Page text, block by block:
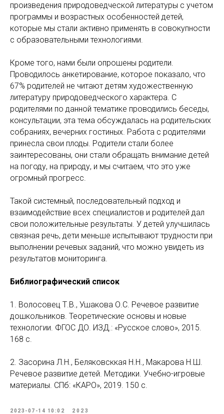
произведения природоведческой литературы с учетом
программы и возрастных особенностей детей,
которые мы стали активно применять в совокупности
с образовательными технологиями.
Кроме того, нами были опрошены родители.
Проводилось анкетирование, которое показало, что
67% родителей не читают детям художественную
литературу природоведческого характера. С
родителями по данной тематике проводились беседы,
консультации, эта тема обсуждалась на родительских
собраниях, вечерних гостиных. Работа с родителями
принесла свои плоды. Родители стали более
заинтересованы, они стали обращать внимание детей
на погоду, на природу, и мы считаем, что это уже
огромный прогресс.
Такой системный, последовательный подход и
взаимодействие всех специалистов и родителей дал
свои положительные результаты. У детей улучшилась
связная речь, дети меньше испытывают трудности при
выполнении речевых заданий, что можно увидеть из
результатов мониторинга.
Библиографический список
1. Волосовец Т.В., Ушакова О.С. Речевое развитие
дошкольников. Теоретические основы и новые
технологии. ФГОС ДО. ИЗД.: «Русское слово», 2015.
168 с.
2. Засорина Л.Н., Беляковсккая Н.Н., Макарова Н.Ш.
Речевое развитие детей. Методики. Учебно-игровые
материалы. СПб: «КАРО», 2019. 150 с.
2023-07-14 10:02 2023